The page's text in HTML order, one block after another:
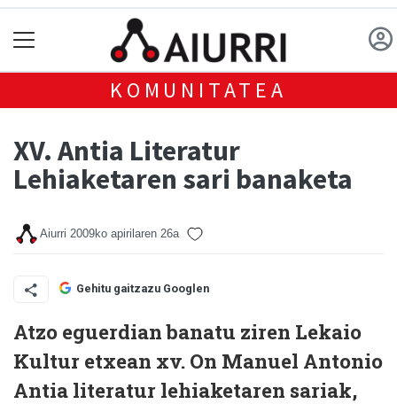
KOMUNITATEA
XV. Antia Literatur
Lehiaketaren sari banaketa
Aiurri 2009ko apirilaren 26a
Gehitu gaitzazu Googlen
Atzo eguerdian banatu ziren Lekaio
Kultur etxean xv. On Manuel Antonio
Antia literatur lehiaketaren sariak,